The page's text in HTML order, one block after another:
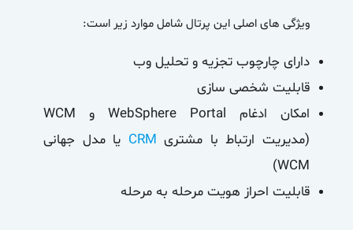
ویژگی های اصلی این پرتال شامل موارد زیر است:
دارای چارچوب تجزیه و تحلیل وب
قابلیت شخصی سازی
امکان ادغام WebSphere Portal و WCM
(مدیریت ارتباط با مشتری CRM یا مدل جهانی
WCM)
قابلیت احراز هویت مرحله به مرحله